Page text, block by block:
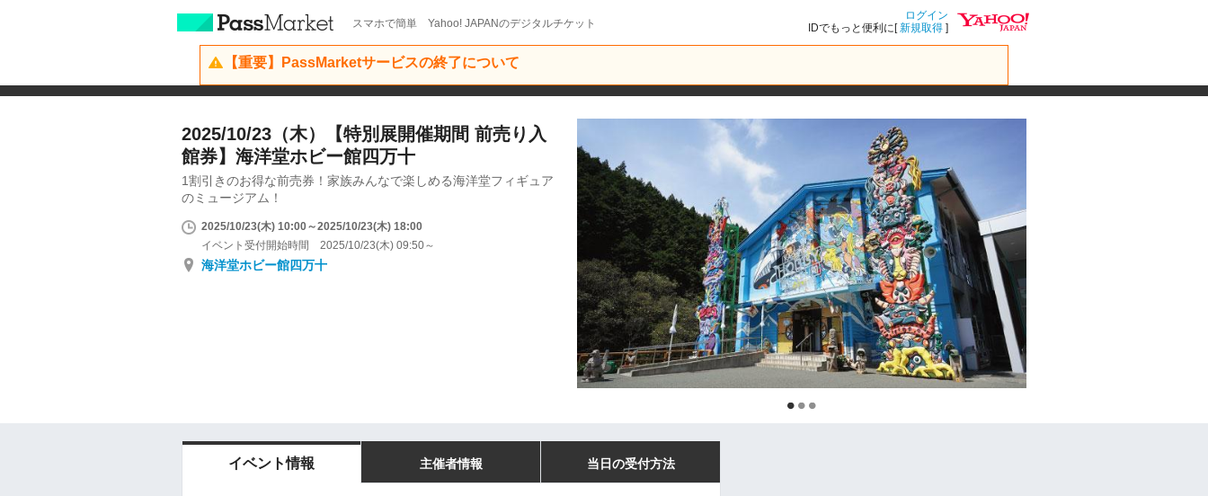
スマホで簡単 Yahoo! JAPANのデジタルチケット
ログイン
IDでもっと便利に[新規取得 ]
【重要】PassMarketサービスの終了について
2025/10/23（木）【特別展開催期間 前売り入
館券】海洋堂ホビー館四万十
1割引きのお得な前売券！家族みんなで楽しめる海洋堂フィギュア
のミュージアム！
2025/10/23(木) 10:00～2025/10/23(木) 18:00
イベント受付開始時間 2025/10/23(木) 09:50～
海洋堂ホビー館四万十
イベント情報 主催者情報 当日の受付方法